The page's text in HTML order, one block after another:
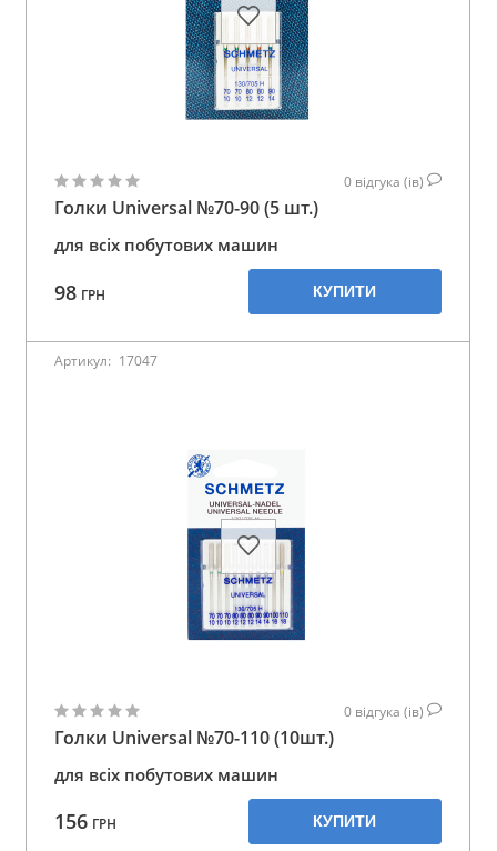
0 відгука (ів)
Голки Universal №70-90 (5 шт.)
для всіх побутових машин
98 ГРН КУПИТИ
Артикул: 17047
0 відгука (ів)
Голки Universal №70-110 (10шт.)
для всіх побутових машин
156 ГРН КУПИТИ